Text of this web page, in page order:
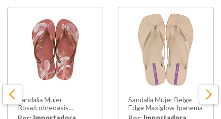
Sandalia Mujer
Rosa/cobreoasis
Ipanema
Sandalia Mujer Beige
Edge Maxiglow Ipanema